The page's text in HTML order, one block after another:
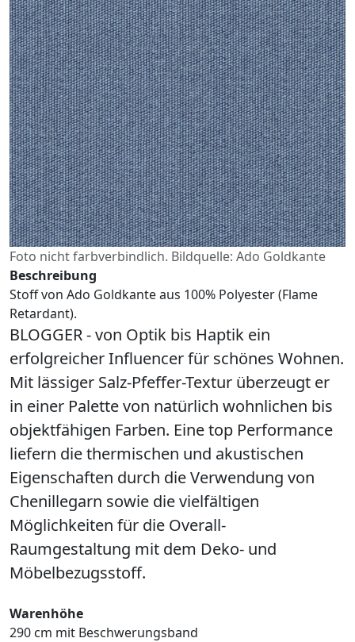
Foto nicht farbverbindlich. Bildquelle: Ado Goldkante
Beschreibung
Stoff von Ado Goldkante aus 100% Polyester (Flame
Retardant).
BLOGGER - von Optik bis Haptik ein
erfolgreicher Influencer für schönes Wohnen.
Mit lässiger Salz-Pfeffer-Textur überzeugt er
in einer Palette von natürlich wohnlichen bis
objektfähigen Farben. Eine top Performance
liefern die thermischen und akustischen
Eigenschaften durch die Verwendung von
Chenillegarn sowie die vielfältigen
Möglichkeiten für die Overall-
Raumgestaltung mit dem Deko- und
Möbelbezugsstoff.
Warenhöhe
290 cm mit Beschwerungsband